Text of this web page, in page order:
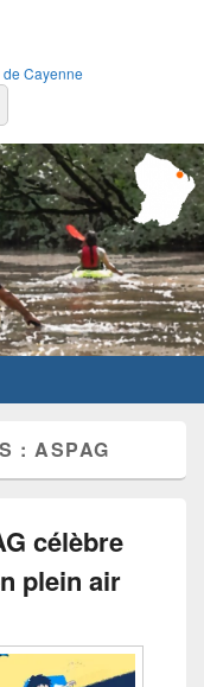
Cayenne
: ASPAG
célèbre
plein air